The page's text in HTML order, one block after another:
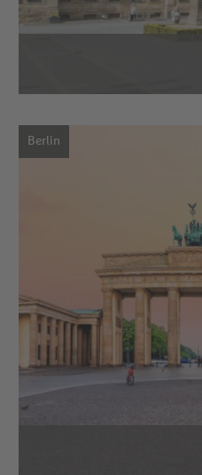
Berlin